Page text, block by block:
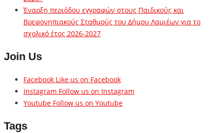
Έναρξη περιόδου εγγραφών στους Παιδικούς και
Βρεφονηπιακούς Σταθμούς του Δήμου Λαμιέων για το
σχολικό έτος 2026-2027
Join Us
Facebook Like us on Facebook
Instagram Follow us on Instagram
Youtube Follow us on Youtube
Tags